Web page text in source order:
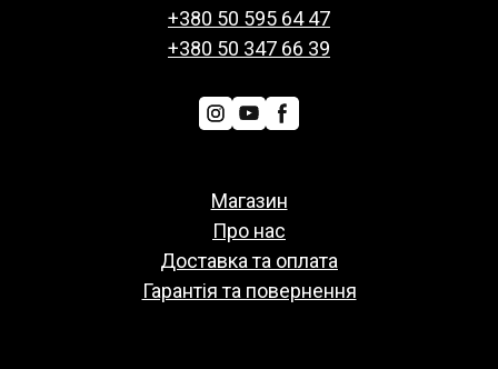
+380 50 595 64 47
+380 50 347 66 39
Магазин
Про нас
Доставка та оплата
Гарантія та повернення